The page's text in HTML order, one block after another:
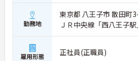
勤務地
東京都 八王子市 散田町
ＪＲ中央線「西八王子
雇用形態 正社員(正職員)